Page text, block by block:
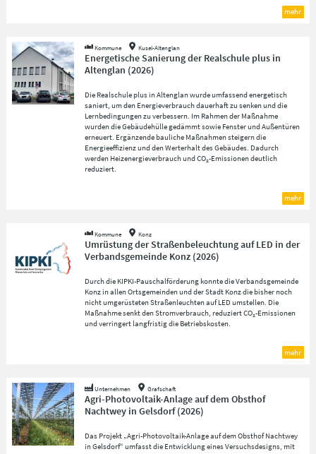
mehr
Energetische Sanierung der Realschule plus in
Altenglan (2026)
Kommune Kusel-Altenglan
Die Realschule plus in Altenglan wurde umfassend energetisch
saniert, um den Energieverbrauch dauerhaft zu senken und die
Lernbedingungen zu verbessern. Im Rahmen der Maßnahme
wurden die Gebäudehülle gedämmt sowie Fenster und Außentüren
erneuert. Ergänzende bauliche Maßnahmen steigern die
Energieeffizienz und den Werterhalt des Gebäudes. Dadurch
werden Heizenergieverbrauch und CO₂-Emissionen deutlich
reduziert.
mehr
Umrüstung der Straßenbeleuchtung auf LED in der
Verbandsgemeinde Konz (2026)
Kommune Konz
Durch die KIPKI-Pauschalförderung konnte die Verbandsgemeinde
Konz in allen Ortsgemeinden und der Stadt Konz die bisher noch
nicht umgerüsteten Straßenleuchten auf LED umstellen. Die
Maßnahme senkt den Stromverbrauch, reduziert CO₂-Emissionen
und verringert langfristig die Betriebskosten.
mehr
Agri-Photovoltaik-Anlage auf dem Obsthof
Nachtwey in Gelsdorf(2026)
Unternehmen Grafschaft
Das Projekt „Agri-Photovoltaik-Anlage auf dem Obsthof Nachtwey
in Gelsdorf“ umfasst die Entwicklung eines Versuchsdesigns, mit